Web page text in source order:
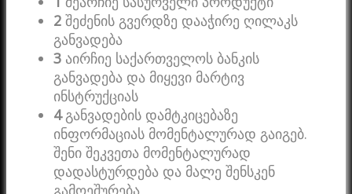
2 შეძენის გვერდზე დააჭირე ღილაკს
განვადება
3 აირჩიე საქართველოს ბანკის
განვადება და მიყევი მარტივ
ინსტრუქციას
4განვადების დამტკიცებაზე
ინფორმაციას მომენტალურად გაიგებ.
შენი შეკვეთა მომენტალურად
დადასტურდება და მალე შენსკენ
გამოეშურება